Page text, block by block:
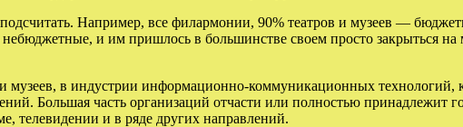
Например, все филармонии, 90% театров и музеев —
и им пришлось в большинстве своем просто закрыться
музеев, в индустрии информационно-коммуникационных технологий,
Большая часть организаций отчасти или полностью принадлежит
телевидении и в ряде других направлений.